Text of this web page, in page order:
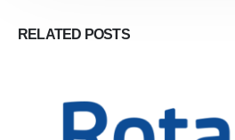
RELATED POSTS